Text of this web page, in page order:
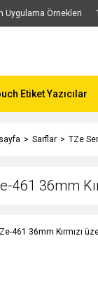
Uygulama Örnekleri
Etiket Yazıcılar
Sarflar TZe
461 36mm